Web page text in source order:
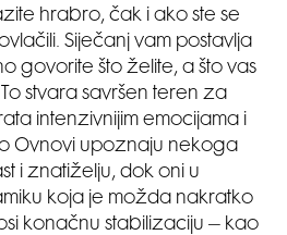
hrabro, čak i ako ste se
Siječanj vam postavlja
govorite što želite, a što vas
stvara savršen teren za
intenzivnijim emocijama i
Ovnovi upoznaju nekoga
i znatiželju, dok oni u
koja je možda nakratko
konačnu stabilizaciju – kao